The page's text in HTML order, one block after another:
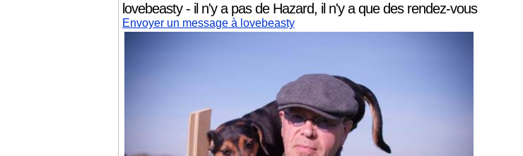
lovebeasty - il n'y a pas de Hazard, il n'y a que des rendez-vous
Envoyer un message à lovebeasty